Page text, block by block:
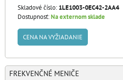
Skladové číslo: 1LE1003-0EC42-2AA4
Dostupnosť:Na externom sklade
CENA NA VYŽIADANIE
FREKVENČNÉ MENIČE